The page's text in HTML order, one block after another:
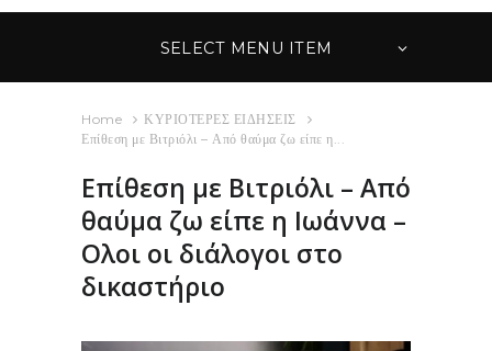
SELECT MENU ITEM
Home
ΚΥΡΙΟΤΕΡΕΣ ΕΙΔΗΣΕΙΣ
Επίθεση με Βιτριόλι – Από θαύμα ζω είπε η...
Επίθεση με Βιτριόλι – Από
θαύμα ζω είπε η Ιωάννα –
Ολοι οι διάλογοι στο
δικαστήριο